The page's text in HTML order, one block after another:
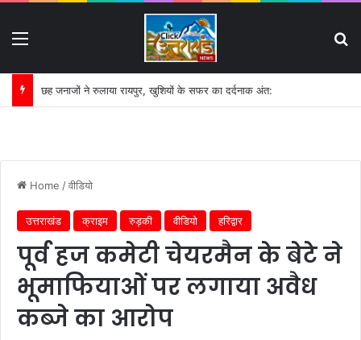
छह जनाजों ने रुलाया रायपुर, खुशियों के सफर का दर्दनाक अंत:
Home /वीडियो
उत्तराखंड क्राइम रुड़की वीडियो हरिद्वार
पूर्व हज कमेटी चेयरमैन के बेटे ने
भूमाफियाओं पर लगाया अवैध
कब्जे का आरोप